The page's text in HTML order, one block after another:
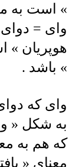
» است به
وای =
هوپریان »
» باشد .
وای که
که هم به
معنای «